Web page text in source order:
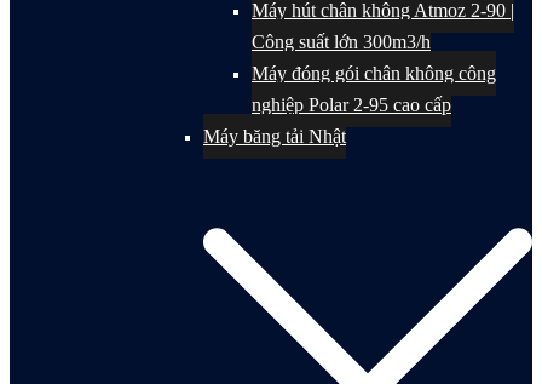
Máy hút chân không Atmoz 2-90 |
Công suất lớn 300m3/h
Máy đóng gói chân không công
nghiệp Polar 2-95 cao cấp
Máy băng tải Nhật